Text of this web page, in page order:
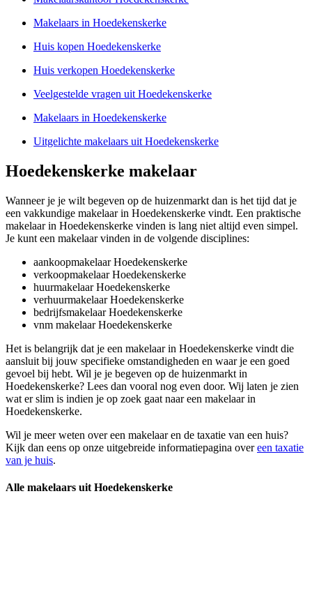
Makelaars in Hoedekenskerke
Huis kopen Hoedekenskerke
Huis verkopen Hoedekenskerke
Veelgestelde vragen uit Hoedekenskerke
Makelaars in Hoedekenskerke
Uitgelichte makelaars uit Hoedekenskerke
Hoedekenskerke makelaar
Wanneer je je wilt begeven op de huizenmarkt dan is het tijd dat je
een vakkundige makelaar in Hoedekenskerke vindt. Een praktische
makelaar in Hoedekenskerke vinden is lang niet altijd even simpel.
Je kunt een makelaar vinden in de volgende disciplines:
aankoopmakelaar Hoedekenskerke
verkoopmakelaar Hoedekenskerke
huurmakelaar Hoedekenskerke
verhuurmakelaar Hoedekenskerke
bedrijfsmakelaar Hoedekenskerke
vnm makelaar Hoedekenskerke
Het is belangrijk dat je een makelaar in Hoedekenskerke vindt die
aansluit bij jouw specifieke omstandigheden en waar je een goed
gevoel bij hebt. Wil je je begeven op de huizenmarkt in
Hoedekenskerke? Lees dan vooral nog even door. Wij laten je zien
wat er slim is indien je op zoek gaat naar een makelaar in
Hoedekenskerke.
Wil je meer weten over een makelaar en de taxatie van een huis?
Kijk dan eens op onze uitgebreide informatiepagina overeen taxatie
van je huis.
Alle makelaars uit Hoedekenskerke